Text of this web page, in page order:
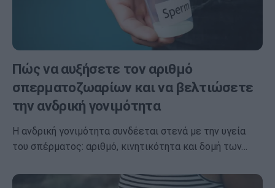
Πώς να αυξήσετε τον αριθμό
σπερματοζωαρίων και να βελτιώσετε
την ανδρική γονιμότητα
Η ανδρική γονιμότητα συνδέεται στενά με την υγεία
του σπέρματος: αριθμό, κινητικότητα και δομή των…